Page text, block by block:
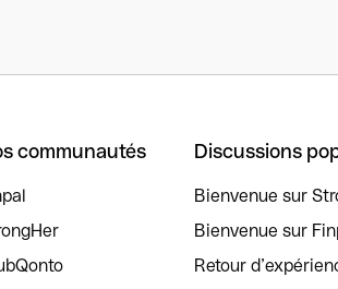
communautés Discussions
Bienvenue sur
Bienvenue sur
Retour